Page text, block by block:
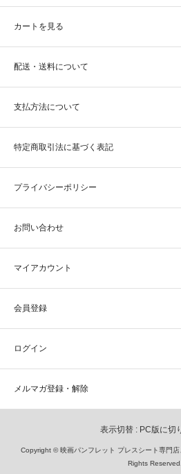
カートを見る
配送・送料について
支払方法について
特定商取引法に基づく表記
プライバシーポリシー
お問い合わせ
マイアカウント
会員登録
ログイン
メルマガ登録・解除
表示切替 : PC版に切
Copyright © 映画パンフレット プレスシート専門
Rights Reserved.